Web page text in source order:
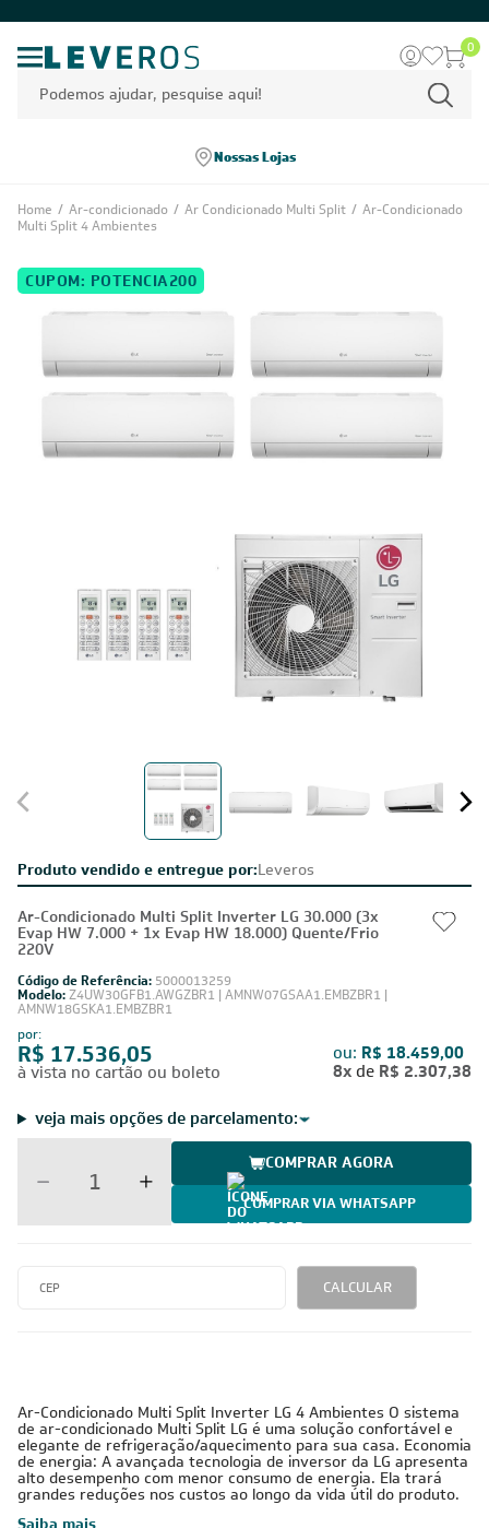
0
Nossas Lojas
Home / Ar-condicionado / Ar Condicionado Multi Split / Ar-Condicionado
Multi Split 4 Ambientes
Produto vendido e entregue por:Leveros
Ar-Condicionado Multi Split Inverter LG 30.000 (3x
Evap HW 7.000 + 1x Evap HW 18.000) Quente/Frio
220V
Código de Referência: 5000013259
Modelo:Z4UW30GFB1.AWGZBR1 | AMNW07GSAA1.EMBZBR1 |
AMNW18GSKA1.EMBZBR1
por:
R$ 17.536,05
à vista no cartão ou boleto
ou: R$ 18.459,00
8x de R$ 2.307,38
veja mais opções de parcelamento:
COMPRAR AGORA
COMPRAR VIA WHATSAPP
CALCULAR
Ar-Condicionado Multi Split Inverter LG 4 Ambientes O sistema
de ar-condicionado Multi Split LG é uma solução confortável e
elegante de refrigeração/aquecimento para sua casa. Economia
de energia: A avançada tecnologia de inversor da LG apresenta
alto desempenho com menor consumo de energia. Ela trará
grandes reduções nos custos ao longo da vida útil do produto.
Saiba mais
CUPOM: POTENCIA200